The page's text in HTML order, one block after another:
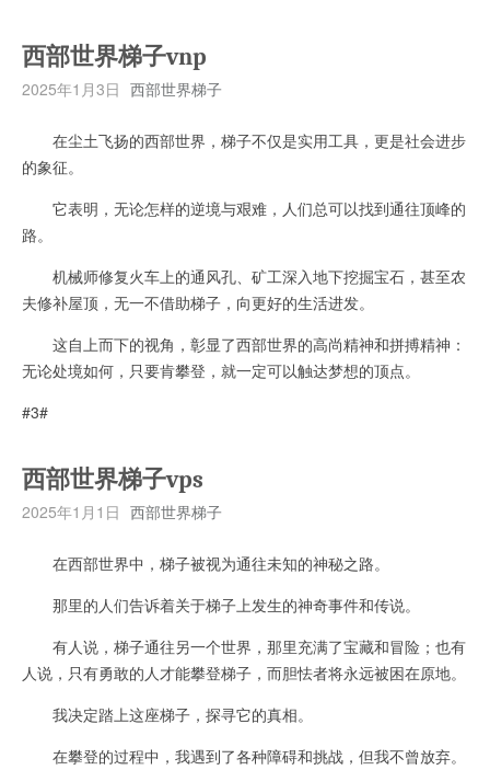
西部世界梯子vnp
2025年1月3日 西部世界梯子
在尘土飞扬的西部世界，梯子不仅是实用工具，更是社会进步
的象征。
它表明，无论怎样的逆境与艰难，人们总可以找到通往顶峰的
路。
机械师修复火车上的通风孔、矿工深入地下挖掘宝石，甚至农
夫修补屋顶，无一不借助梯子，向更好的生活进发。
这自上而下的视角，彰显了西部世界的高尚精神和拼搏精神：
无论处境如何，只要肯攀登，就一定可以触达梦想的顶点。
#3#
西部世界梯子vps
2025年1月1日 西部世界梯子
在西部世界中，梯子被视为通往未知的神秘之路。
那里的人们告诉着关于梯子上发生的神奇事件和传说。
有人说，梯子通往另一个世界，那里充满了宝藏和冒险；也有
人说，只有勇敢的人才能攀登梯子，而胆怯者将永远被困在原地。
我决定踏上这座梯子，探寻它的真相。
在攀登的过程中，我遇到了各种障碍和挑战，但我不曾放弃。